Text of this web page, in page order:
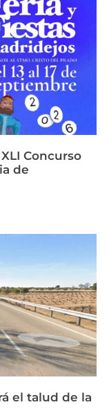
Concurso
de
el talud de la